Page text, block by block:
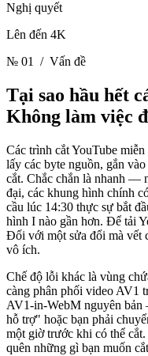
Nghị quyết
Lên đến 4K
№ 01
/ Vấn đề
Tại sao hầu hết
Không làm việc
Các trình cắt YouTube
lấy các byte nguồn, gắn
cắt. Chắc chắn là nhanh —
đại, các khung hình chính
cầu lúc 14:30 thực sự bắt
hình I nào gần hơn. Để tải
Đối với một sửa đổi mà vết
vô ích.
Chế độ lỗi khác là vùng
càng phân phối video AV1
AV1-in-WebM nguyên
hỗ trợ" hoặc bạn phải
một giờ trước khi có thể
quên những gì bạn muốn